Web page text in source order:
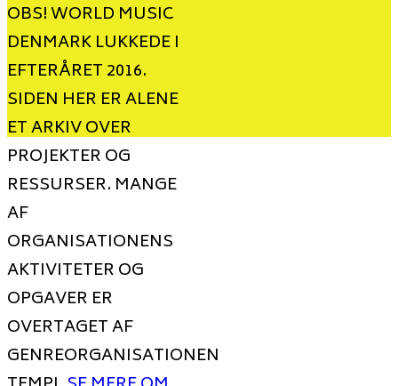
OBS! WORLD MUSIC
DENMARK LUKKEDE I
EFTERÅRET 2016.
SIDEN HER ER ALENE
ET ARKIV OVER
PROJEKTER OG
RESSURSER. MANGE
AF
ORGANISATIONENS
AKTIVITETER OG
OPGAVER ER
OVERTAGET AF
GENREORGANISATIONEN